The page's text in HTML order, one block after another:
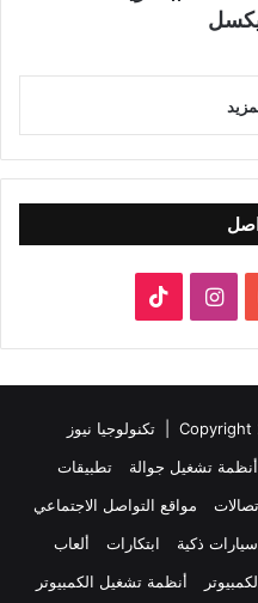
‫YouTubeانستقرام
تكنولوجيا نيوز
أنظمة تشغيل جوالة
تطبيقات
مواقع التواصل الاجتماعي
سيارات ذكية ابتكارات
ألعاب
أنظمة تشغيل الكمبيوتر